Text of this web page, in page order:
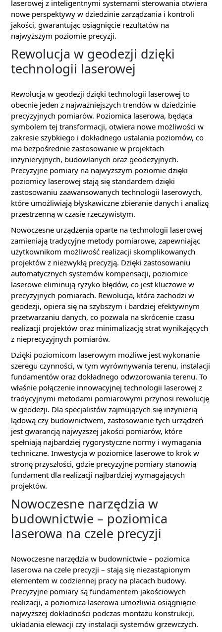
laserowej z inteligentnymi systemami sterowania otwiera
nowe perspektywy w dziedzinie zarządzania i kontroli
jakości, gwarantując osiągnięcie rezultatów na
najwyższym poziomie precyzji.
Rewolucja w geodezji dzięki
technologii laserowej
Rewolucja w geodezji dzięki technologii laserowej to
obecnie jeden z najważniejszych trendów w dziedzinie
precyzyjnych pomiarów. Poziomica laserowa, będąca
symbolem tej transformacji, otwiera nowe możliwości w
zakresie szybkiego i dokładnego ustalania poziomów, co
ma bezpośrednie zastosowanie w projektach
inżynieryjnych, budowlanych oraz geodezyjnych.
Precyzyjne pomiary na najwyższym poziomie dzięki
poziomicy laserowej stają się standardem dzięki
zastosowaniu zaawansowanych technologii laserowych,
które umożliwiają błyskawiczne zbieranie danych i analizę
przestrzenną w czasie rzeczywistym.
Nowoczesne urządzenia oparte na technologii laserowej
zamieniają tradycyjne metody pomiarowe, zapewniając
użytkownikom możliwość realizacji skomplikowanych
projektów z niezwykłą precyzją. Dzięki zastosowaniu
automatycznych systemów kompensacji, poziomice
laserowe eliminują ryzyko błędów, co jest kluczowe w
precyzyjnych pomiarach. Rewolucja, która zachodzi w
geodezji, opiera się na szybszym i bardziej efektywnym
przetwarzaniu danych, co pozwala na skrócenie czasu
realizacji projektów oraz minimalizację strat wynikających
z nieprecyzyjnych pomiarów.
Dzięki poziomicom laserowym możliwe jest wykonanie
szeregu czynności, w tym wyrównywania terenu, instalacji
fundamentów oraz dokładnego odwzorowania terenu. To
właśnie połączenie innowacyjnej technologii laserowej z
tradycyjnymi metodami pomiarowymi przynosi rewolucję
w geodezji. Dla specjalistów zajmujących się inżynierią
lądową czy budownictwem, zastosowanie tych urządzeń
jest gwarancją najwyższej jakości pomiarów, które
spełniają najbardziej rygorystyczne normy i wymagania
techniczne. Inwestycja w poziomice laserowe to krok w
stronę przyszłości, gdzie precyzyjne pomiary stanowią
fundament dla realizacji najbardziej wymagających
projektów.
Nowoczesne narzędzia w
budownictwie – poziomica
laserowa na czele precyzji
Nowoczesne narzędzia w budownictwie – poziomica
laserowa na czele precyzji – stają się niezastąpionym
elementem w codziennej pracy na placach budowy.
Precyzyjne pomiary są fundamentem jakościowych
realizacji, a poziomica laserowa umożliwia osiągnięcie
najwyższej dokładności podczas montażu konstrukcji,
układania elewacji czy instalacji systemów grzewczych.